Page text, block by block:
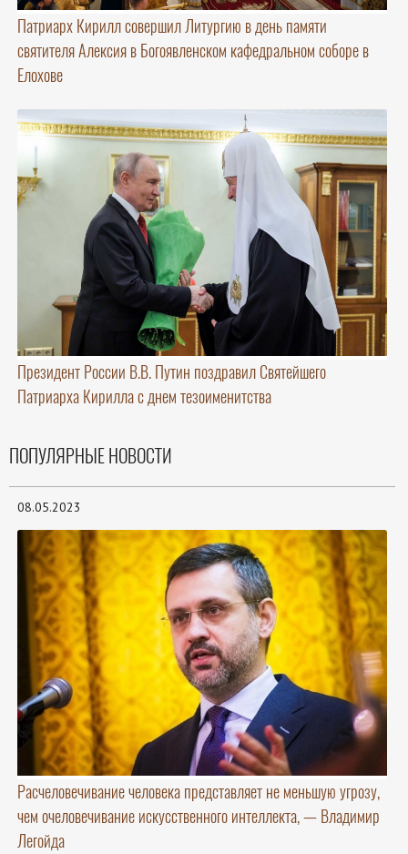
Патриарх Кирилл совершил Литургию в день памяти
святителя Алексия в Богоявленском кафедральном соборе в
Елохове
Президент России В.В. Путин поздравил Святейшего
Патриарха Кирилла с днем тезоименитства
ПОПУЛЯРНЫЕ НОВОСТИ
08.05.2023
Расчеловечивание человека представляет не меньшую угрозу,
чем очеловечивание искусственного интеллекта, — Владимир
Легойда